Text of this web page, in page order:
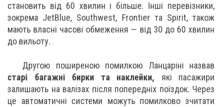
становить від 60 хвилин і більше. Інші перевізники,
зокрема JetBlue, Southwest, Frontier та Spirit, також
мають власні часові обмеження — від 30 до 60 хвилин
до вильоту.
Другою поширеною помилкою Ланцаріні назвав
старі багажні бирки та наклейки, які пасажири
залишають на валізах після попередніх поїздок. Через
це автоматичні системи можуть помилково зчитати